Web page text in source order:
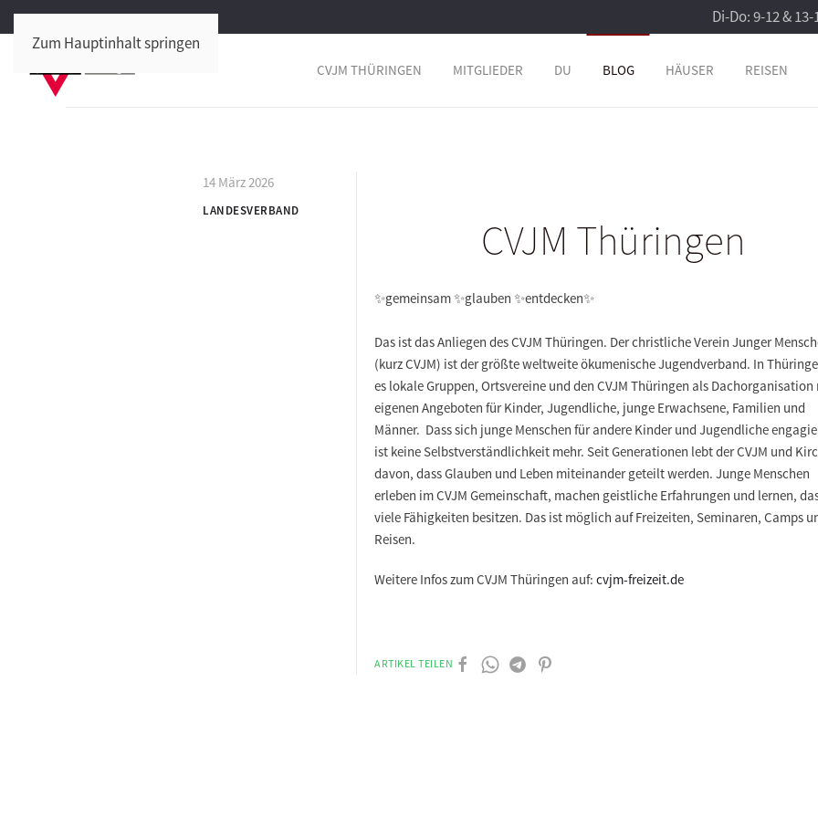
Zum Hauptinhalt springen
Di-Do: 9-12 &
CVJM THÜRINGEN MITGLIEDER DU BLOG HÄUSER REISEN
14 März 2026
LANDESVERBAND
CVJM Thüringen
✨gemeinsam ✨glauben ✨entdecken✨
Das ist das Anliegen des CVJM Thüringen. Der christliche Verein Junger
(kurz CVJM) ist der größte weltweite ökumenische Jugendverband. In
es lokale Gruppen, Ortsvereine und den CVJM Thüringen als
eigenen Angeboten für Kinder, Jugendliche, junge Erwachsene, Familien und
Männer. Dass sich junge Menschen für andere Kinder und Jugendliche
ist keine Selbstverständlichkeit mehr. Seit Generationen lebt der CVJM und
davon, dass Glauben und Leben miteinander geteilt werden. Junge Menschen
erleben im CVJM Gemeinschaft, machen geistliche Erfahrungen und lernen,
viele Fähigkeiten besitzen. Das ist möglich auf Freizeiten, Seminaren, Camps
Reisen.
Weitere Infos zum CVJM Thüringen auf: cvjm-freizeit.de
ARTIKEL TEILEN